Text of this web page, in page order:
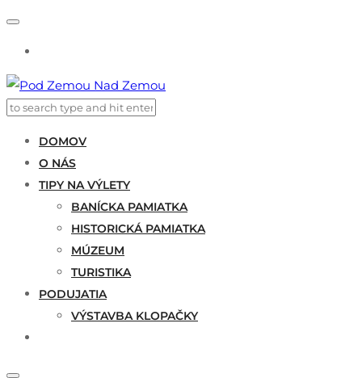
DOMOV
O NÁS
TIPY NA VÝLETY
BANÍCKA PAMIATKA
HISTORICKÁ PAMIATKA
MÚZEUM
TURISTIKA
PODUJATIA
VÝSTAVBA KLOPAČKY